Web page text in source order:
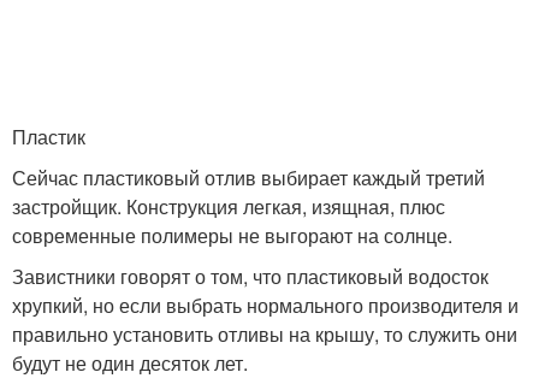
Пластик
Сейчас пластиковый отлив выбирает каждый третий
застройщик. Конструкция легкая, изящная, плюс
современные полимеры не выгорают на солнце.
Завистники говорят о том, что пластиковый водосток
хрупкий, но если выбрать нормального производителя и
правильно установить отливы на крышу, то служить они
будут не один десяток лет.